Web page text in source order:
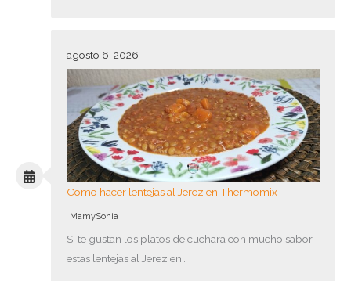
agosto 6, 2026
Como hacer lentejas al Jerez en Thermomix
MamySonia
Si te gustan los platos de cuchara con mucho sabor,
estas lentejas al Jerez en…